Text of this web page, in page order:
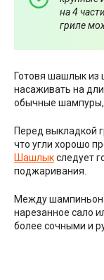
на 4
гриле
Готовя шашлык
насаживать на
обычные шампуры,
Перед выкладкой
что угли хорошо
Шашлыкследует
поджаривания.
Между
нарезанное сало
более сочными и